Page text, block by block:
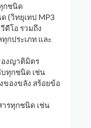
กชนิด
(วิทยุเทป MP3
ดีโอ รวมถึง
กประเภท และ
องญาติมิตร
ทุกชนิด เช่น
ของขลัง สร้อยข้อ
รทุกชนิด เช่น